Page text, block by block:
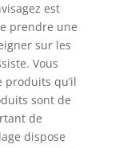
est
prendre une
sur les
Vous
produits qu’il
sont de
de
dispose